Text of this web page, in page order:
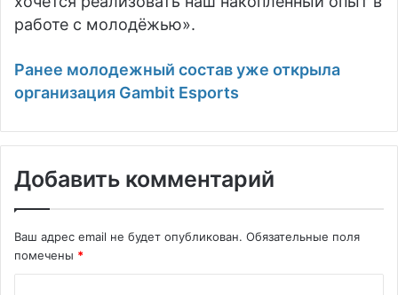
работе с молодёжью».
Ранее молодежный состав уже открыла
организация Gambit Esports
Добавить комментарий
Ваш адрес email не будет опубликован. Обязательные поля
помечены *